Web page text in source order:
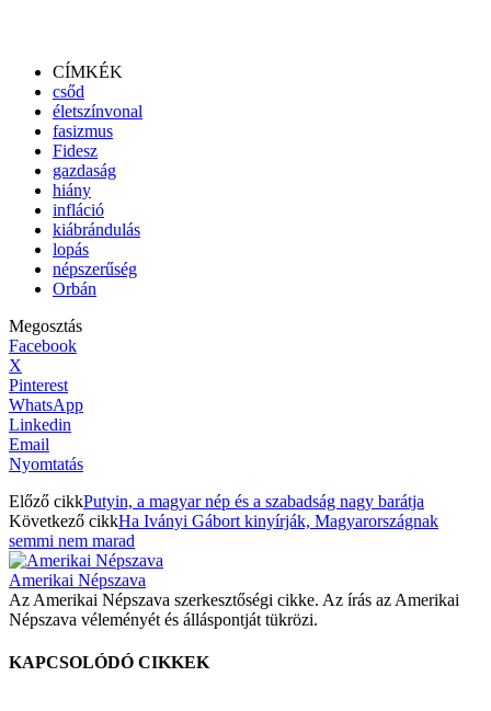
CÍMKÉK
csőd
életszínvonal
fasizmus
Fidesz
gazdaság
hiány
infláció
kiábrándulás
lopás
népszerűség
Orbán
Megosztás
Facebook
X
Pinterest
WhatsApp
Linkedin
Email
Nyomtatás
Előző cikkPutyin, a magyar nép és a szabadság nagy barátja
Következő cikkHa Iványi Gábort kinyírják, Magyarországnak
semmi nem marad
Amerikai Népszava
Az Amerikai Népszava szerkesztőségi cikke. Az írás az Amerikai
Népszava véleményét és álláspontját tükrözi.
KAPCSOLÓDÓ CIKKEK